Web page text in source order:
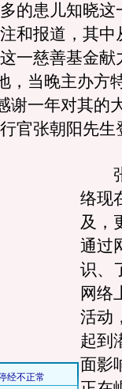
的患儿知晓这
和报道，其中
一慈善基金献
，当晚主办方
谢一年对其的
官张朝阳先生
张
络现
及，
通过
识、
网络
活动
起到
面影